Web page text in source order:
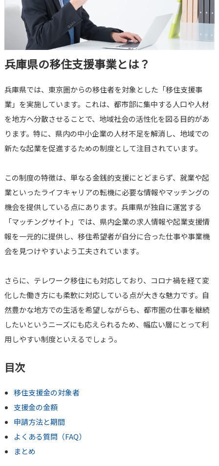
兵庫県の移住支援事業とは？
兵庫県では、東京圏からの移住者を対象とした「移住支援事
業」を実施しています。これは、都市部に集中する人口や人材
を地方へ分散させることで、地域社会の活性化を図る目的があ
ります。特に、県内の中小企業の人材不足を解消し、地域での
新たな起業を促進するための制度として注目されています。
この制度の特徴は、単なる金銭的支援にとどまらず、就業や起
業といったライフキャリアの転機に必要な情報やマッチングの
機会を提供している点にあります。兵庫県が独自に運営する
「マッチングサイト」では、県内企業の求人情報や起業支援情
報を一元的に提供し、移住希望者が自分に合った仕事や事業機
会を見つけやすいよう工夫されています。
さらに、テレワーク移住にも対応しており、コロナ禍を経て変
化した働き方にも柔軟に対応している点が大きな魅力です。自
然豊かな地方での生活を希望しながらも、都市圏の仕事を継続
したいというニーズにも応えられるため、幅広い層にとって利
用しやすい制度といえるでしょう。
目次
移住支援金の対象者
支援金の金額
申請方法と期間
よくある質問（FAQ）
まとめ